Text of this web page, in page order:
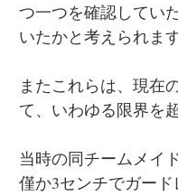
つ一つを確認してい
いたかと考えられます
またこれらは、現在
て、いわゆる限界を
当時の同チームメイ
僅か3センチでガー